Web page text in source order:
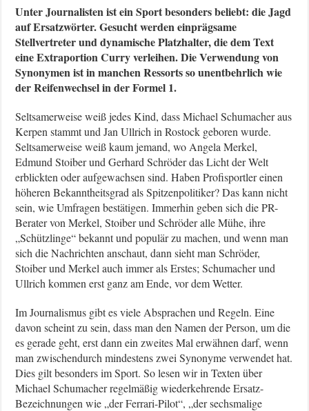
Unter Journalisten ist ein Sport besonders beliebt: die Jagd
auf Ersatzwörter. Gesucht werden einprägsame
Stellvertreter und dynamische Platzhalter, die dem Text
eine Extraportion Curry verleihen. Die Verwendung von
Synonymen ist in manchen Ressorts so unentbehrlich wie
der Reifenwechsel in der Formel 1.
Seltsamerweise weiß jedes Kind, dass Michael Schumacher aus
Kerpen stammt und Jan Ullrich in Rostock geboren wurde.
Seltsamerweise weiß kaum jemand, wo Angela Merkel,
Edmund Stoiber und Gerhard Schröder das Licht der Welt
erblickten oder aufgewachsen sind. Haben Profisportler einen
höheren Bekanntheitsgrad als Spitzenpolitiker? Das kann nicht
sein, wie Umfragen bestätigen. Immerhin geben sich die PR-
Berater von Merkel, Stoiber und Schröder alle Mühe, ihre
„Schützlinge“ bekannt und populär zu machen, und wenn man
sich die Nachrichten anschaut, dann sieht man Schröder,
Stoiber und Merkel auch immer als Erstes; Schumacher und
Ullrich kommen erst ganz am Ende, vor dem Wetter.
Im Journalismus gibt es viele Absprachen und Regeln. Eine
davon scheint zu sein, dass man den Namen der Person, um die
es gerade geht, erst dann ein zweites Mal erwähnen darf, wenn
man zwischendurch mindestens zwei Synonyme verwendet hat.
Dies gilt besonders im Sport. So lesen wir in Texten über
Michael Schumacher regelmäßig wiederkehrende Ersatz-
Bezeichnungen wie „der Ferrari-Pilot“, „der sechsmalige